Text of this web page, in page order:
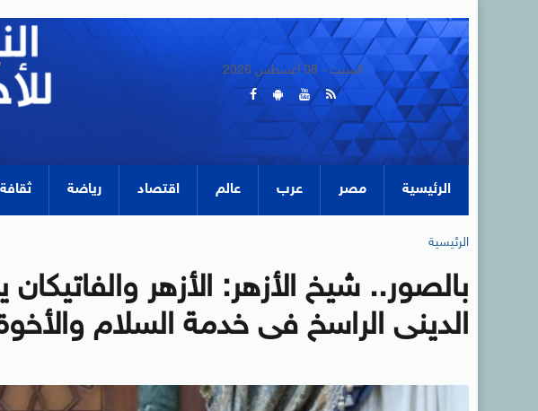
السبت - 08 أغسطس 2026
الرئيسية مصر عرب عالم اقتصاد رياضة ثقافة
الرئيسية
بالصور.. شيخ الأزهر: الأزهر
الدينى الراسخ فى خدمة السلام والأخوة